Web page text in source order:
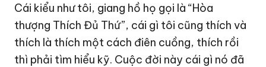
Cái kiểu như tôi, giang hồ họ gọi là “Hòa
thượng Thích Đủ Thứ”, cái gì tôi cũng thích và
thích là thích một cách điên cuồng, thích rồi
thì phải tìm hiểu kỹ. Cuộc đời này cái gì nó đã